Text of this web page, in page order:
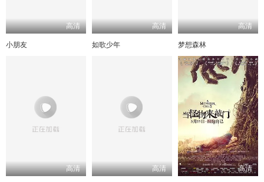
高清
小朋友
高清
如歌少年
高清
梦想森林
高清 高清 高清